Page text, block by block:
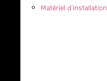
Matériel d’installation